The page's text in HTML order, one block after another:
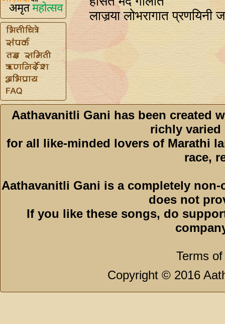
लाजर्‍या लोभरागात प्रणयिनी
Aathavanitli Gani has been created
richly varied
for all like-minded lovers of Marathi
race,
Aathavanitli Gani is a completely
does not
If you like these songs, do
Terms
Copyright © 2016